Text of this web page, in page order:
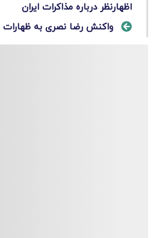
اظهارنظر درباره مذاکرات ایران
واکنش رضا نصری به ظهارات